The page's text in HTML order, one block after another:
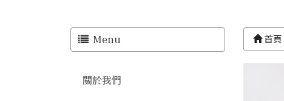
Menu
關於我們
首頁